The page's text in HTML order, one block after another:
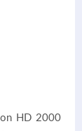
HD 2000